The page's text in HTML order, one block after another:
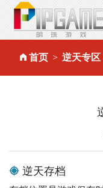
首页 逆天专区
逆天存档